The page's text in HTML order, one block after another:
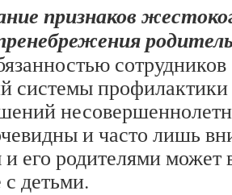
признаков
системы профилактики
и часто лишь
и его родителями может
детьми.